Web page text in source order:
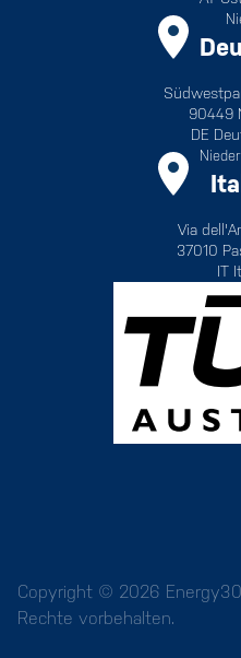
90449
DE
Via
37010
IT
Copyright © 2026
Rechte vorbehalten.